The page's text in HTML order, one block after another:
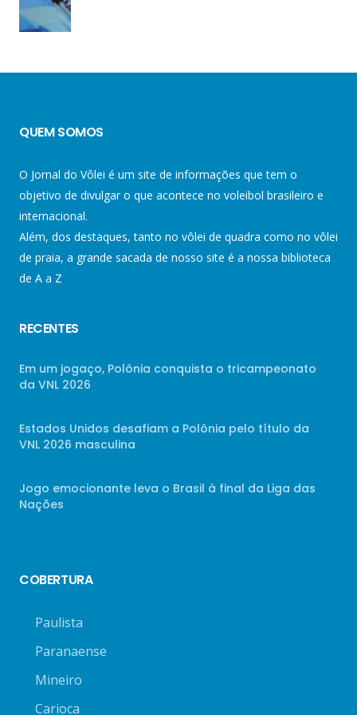
QUEM SOMOS
O Jornal do Vôlei é um site de informações que tem o
objetivo de divulgar o que acontece no voleibol brasileiro e
internacional.
Além, dos destaques, tanto no vôlei de quadra como no vôlei
de praia, a grande sacada de nosso site é a nossa biblioteca
de A a Z
RECENTES
Em um jogaço, Polônia conquista o tricampeonato
da VNL 2026
Estados Unidos desafiam a Polônia pelo título da
VNL 2026 masculina
Jogo emocionante leva o Brasil à final da Liga das
Nações
COBERTURA
Paulista
Paranaense
Mineiro
Carioca